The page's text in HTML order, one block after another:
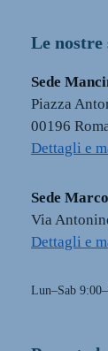
Le nostre
Sede
Piazza
00196
Dettagli e
Sede
Via
Dettagli e
Lun–Sab